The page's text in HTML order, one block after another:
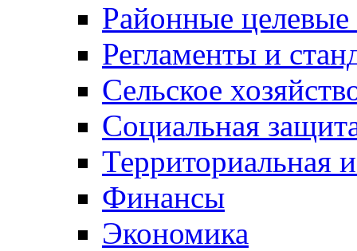
Районные
Регламенты и
Сельское
Социальная
Территориальная
Финансы
Экономика